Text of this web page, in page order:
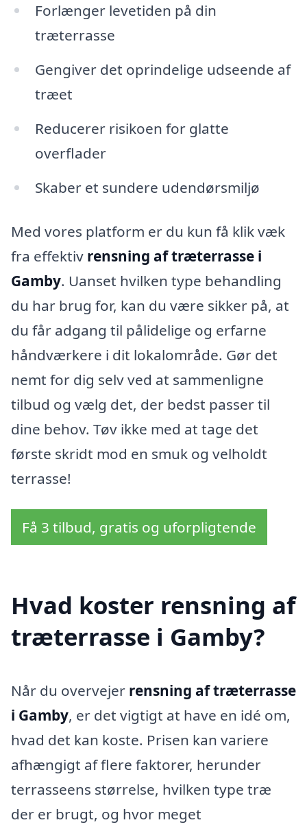
Forlænger levetiden på din
træterrasse
Gengiver det oprindelige udseende af
træet
Reducerer risikoen for glatte
overflader
Skaber et sundere udendørsmiljø
Med vores platform er du kun få klik væk
fra effektiv rensning af træterrasse i
Gamby. Uanset hvilken type behandling
du har brug for, kan du være sikker på, at
du får adgang til pålidelige og erfarne
håndværkere i dit lokalområde. Gør det
nemt for dig selv ved at sammenligne
tilbud og vælg det, der bedst passer til
dine behov. Tøv ikke med at tage det
første skridt mod en smuk og velholdt
terrasse!
Få 3 tilbud, gratis og uforpligtende
Hvad koster rensning af
træterrasse i Gamby?
Når du overvejer rensning af træterrasse
i Gamby, er det vigtigt at have en idé om,
hvad det kan koste. Prisen kan variere
afhængigt af flere faktorer, herunder
terrasseens størrelse, hvilken type træ
der er brugt, og hvor meget